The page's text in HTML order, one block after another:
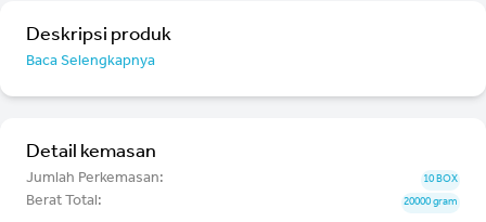
Deskripsi produk
Baca Selengkapnya
Detail kemasan
Jumlah Perkemasan: 10 BOX
Berat Total: 20000 gram